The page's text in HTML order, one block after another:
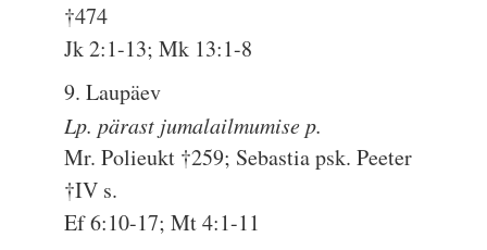
†474
Jk 2:1-13; Mk 13:1-8
9. Laupäev
Lp. pärast jumalailmumise p.
Mr. Polieukt †259; Sebastia psk. Peeter
†IV s.
Ef 6:10-17; Mt 4:1-11